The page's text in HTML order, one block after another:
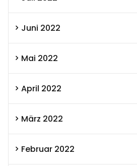
Juni 2022
Mai 2022
April 2022
März 2022
Februar 2022